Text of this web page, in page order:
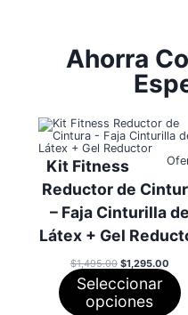
Ahorra
Kit Fitness
Reductor de
– Faja Cinturilla de
Látex + Gel
$1,495.00 El
precio
original
era:
$1,495.00.
$1,295.00El
es:
Seleccionar
opciones